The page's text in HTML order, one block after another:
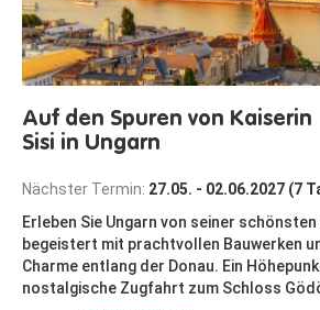
Auf den Spuren von Kaiserin
Sisi in Ungarn
Nächster Termin: 27.05. - 02.06.2027 (7
Erleben Sie Ungarn von seiner
begeistert mit prachtvollen Bauwerken
Charme entlang der Donau. Ein
nostalgische Zugfahrt zum Schloss